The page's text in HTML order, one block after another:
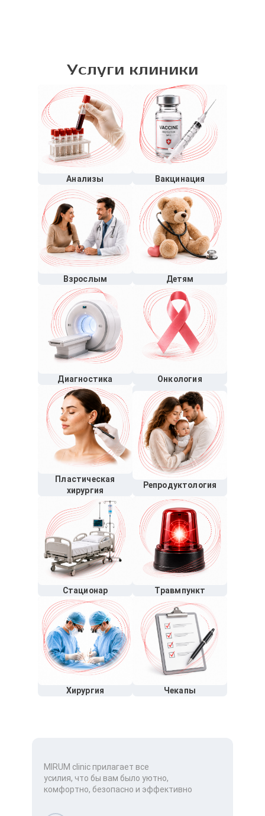
Услуги клиники
Анализы Вакцинация
Взрослым Детям
Диагностика Онкология
Пластическая
хирургия
Репродуктология
Стационар Травмпункт
Хирургия Чекапы
MIRUM clinic прилагает все
усилия, что бы вам было уютно,
комфортно, безопасно и эффективно